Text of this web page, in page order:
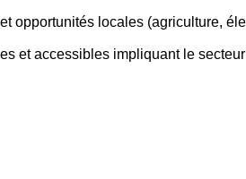
opportunités locales (agriculture,
et accessibles impliquant le